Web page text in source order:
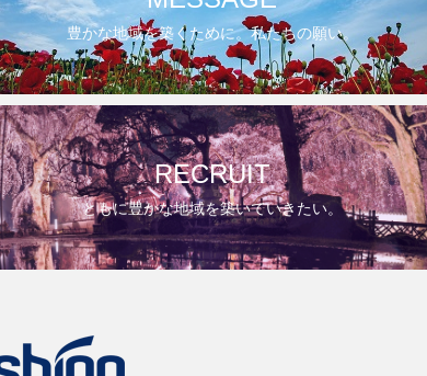
豊かな地域を築くために。私たちの願い。
RECRUIT
ともに豊かな地域を築いていきたい。